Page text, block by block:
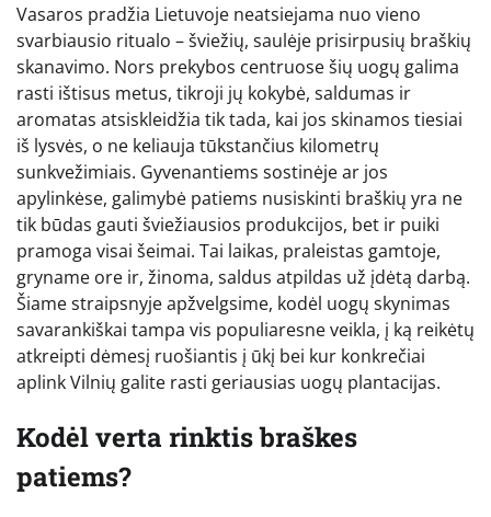
Vasaros pradžia Lietuvoje neatsiejama nuo vieno
svarbiausio ritualo – šviežių, saulėje prisirpusių braškių
skanavimo. Nors prekybos centruose šių uogų galima
rasti ištisus metus, tikroji jų kokybė, saldumas ir
aromatas atsiskleidžia tik tada, kai jos skinamos tiesiai
iš lysvės, o ne keliauja tūkstančius kilometrų
sunkvežimiais. Gyvenantiems sostinėje ar jos
apylinkėse, galimybė patiems nusiskinti braškių yra ne
tik būdas gauti šviežiausios produkcijos, bet ir puiki
pramoga visai šeimai. Tai laikas, praleistas gamtoje,
gryname ore ir, žinoma, saldus atpildas už įdėtą darbą.
Šiame straipsnyje apžvelgsime, kodėl uogų skynimas
savarankiškai tampa vis populiaresne veikla, į ką reikėtų
atkreipti dėmesį ruošiantis į ūkį bei kur konkrečiai
aplink Vilnių galite rasti geriausias uogų plantacijas.
Kodėl verta rinktis braškes
patiems?